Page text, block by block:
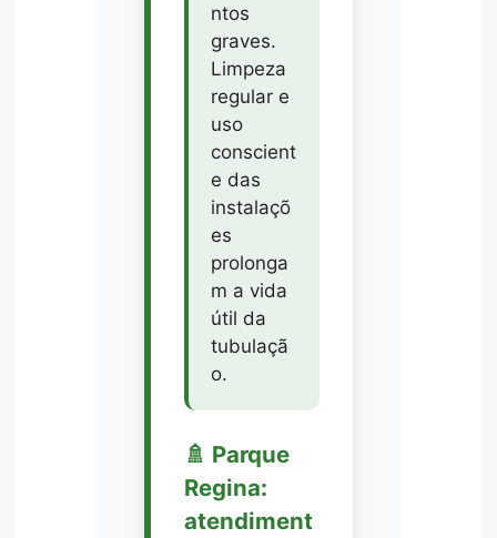
ntos
graves.
Limpeza
regular e
uso
conscient
e das
instalaçõ
es
prolonga
m a vida
útil da
tubulaçã
o.
🚿 Parque
Regina:
atendiment